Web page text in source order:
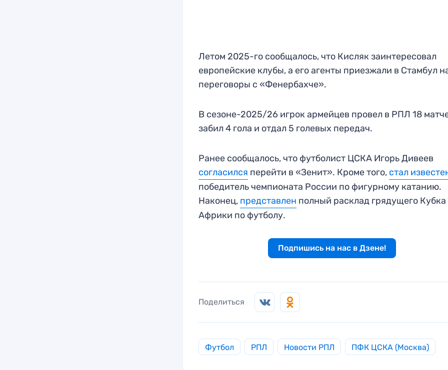
Летом 2025-го сообщалось, что Кисляк заинтересовал
европейские клубы, а его агенты приезжали в Стамбул
переговоры с «Фенербахче».
В сезоне-2025/26 игрок армейцев провел в РПЛ 18
забил 4 гола и отдал 5 голевых передач.
Ранее сообщалось, что футболист ЦСКА Игорь Дивеев
согласился перейти в «Зенит». Кроме того, стал
победитель чемпионата России по фигурному катанию.
Наконец, представлен полный расклад грядущего Кубка
Африки по футболу.
Подпишись на нас в Дзене!
Поделиться
Футбол РПЛ Новости РПЛ ПФК ЦСКА (Москва)